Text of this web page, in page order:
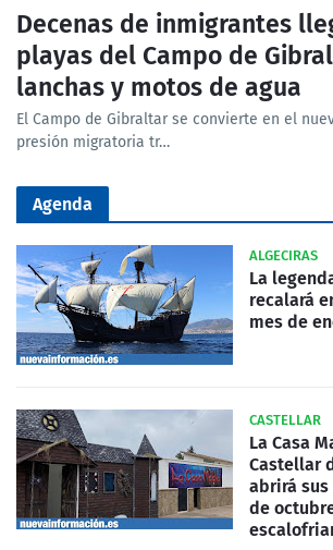
Decenas de inmigrantes
playas del Campo de
lanchas y motos de agua
El Campo de Gibraltar se convierte en el
presión migratoria tr…
Agenda
ALGECIRAS
La
recalará
mes de
CASTELLAR
La Casa
Castellar
abrirá sus
de